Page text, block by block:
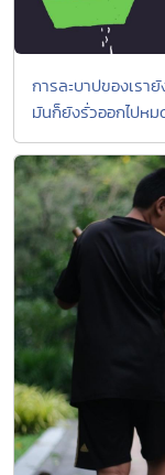
การละบาปของเรา
มันก็ยังรั่วออกไปหม